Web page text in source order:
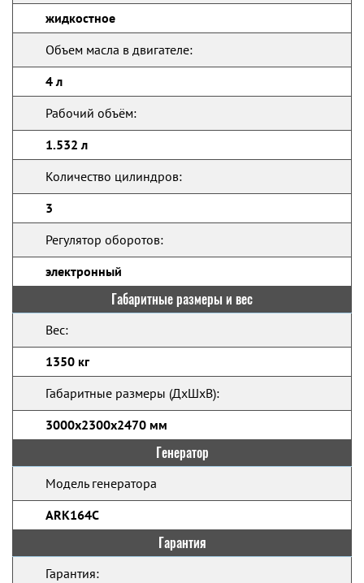
жидкостное
Объем масла в двигателе:
4 л
Рабочий объём:
1.532 л
Количество цилиндров:
3
Регулятор оборотов:
электронный
Габаритные размеры и вес
Вес:
1350 кг
Габаритные размеры (ДхШхВ):
3000х2300х2470 мм
Генератор
Модель генератора
ARK164C
Гарантия
Гарантия: